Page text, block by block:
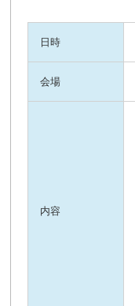
日時
会場
内容